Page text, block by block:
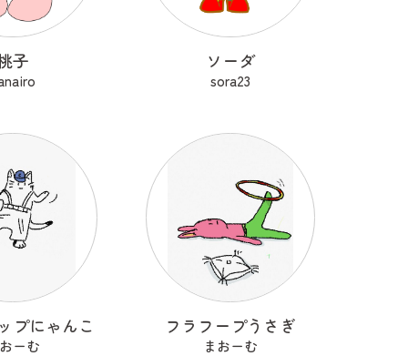
子 ソーダ
sora23
プにゃんこ
ーむ
フラフープうさぎ
まおーむ